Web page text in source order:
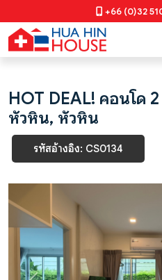
+66 (0)32
HOT DEAL! คอนโด
หัวหิน, หัวหิน
รหัสอ้างอิง: CS0134